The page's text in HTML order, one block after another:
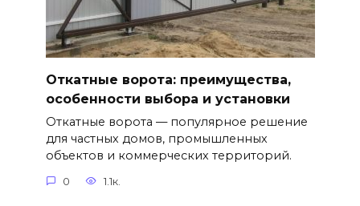
Откатные ворота: преимущества,
особенности выбора и установки
Откатные ворота — популярное решение
для частных домов, промышленных
объектов и коммерческих территорий.
0 1.1к.